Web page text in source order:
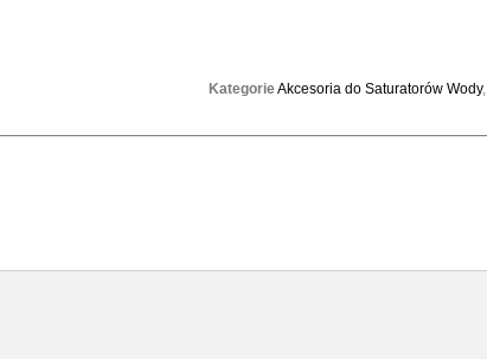
KategorieAkcesoria do Saturatorów Wody,